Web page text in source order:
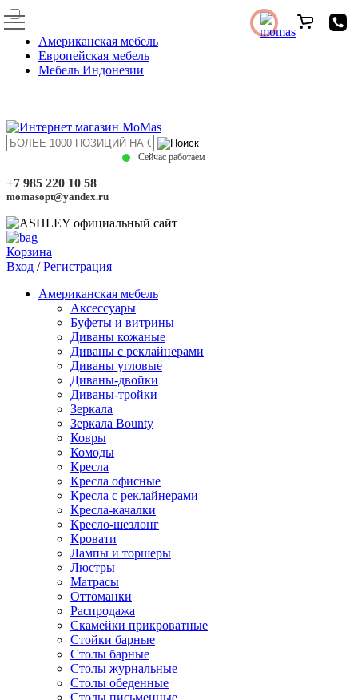
Американская мебель
Европейская мебель
Мебель Индонезии
Сейчас работаем
+7 985 220 10 58
momasopt@yandex.ru
Корзина
Вход /Регистрация
Американская мебель
Аксессуары
Буфеты и витрины
Диваны кожаные
Диваны с реклайнерами
Диваны угловые
Диваны-двойки
Диваны-тройки
Зеркала
Зеркала Bounty
Ковры
Комоды
Кресла
Кресла офисные
Кресла с реклайнерами
Кресла-качалки
Кресло-шезлонг
Кровати
Лампы и торшеры
Люстры
Матрасы
Оттоманки
Распродажа
Скамейки прикроватные
Стойки барные
Столы барные
Столы журнальные
Столы обеденные
Столы письменные